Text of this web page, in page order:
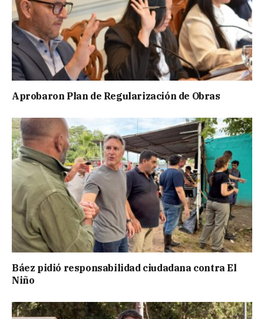
Aprobaron Plan de Regularización de Obras
Báez pidió responsabilidad ciudadana contra El
Niño